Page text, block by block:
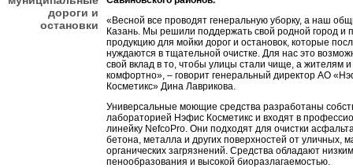
дороги и
остановки
«Весной все проводят генеральную уборку, а наш
Казань. Мы решили поддержать свой родной город и
продукцию для мойки дорог и остановок, которые
нуждаются в тщательной очистке. Для нас это
свой вклад в то, чтобы улицы стали чище, а жителям
комфортно», – говорит генеральный директор АО
Косметикс» Дина Лаврикова.
Универсальные моющие средства разработаны
лабораторией Нэфис Косметикс и входят в
линейку NefcoPro. Они подходят для очистки
бетона, металла и других поверхностей от уличных,
органических загрязнений. Средства обладают
пенообразования и высокой биоразлагаемостью.